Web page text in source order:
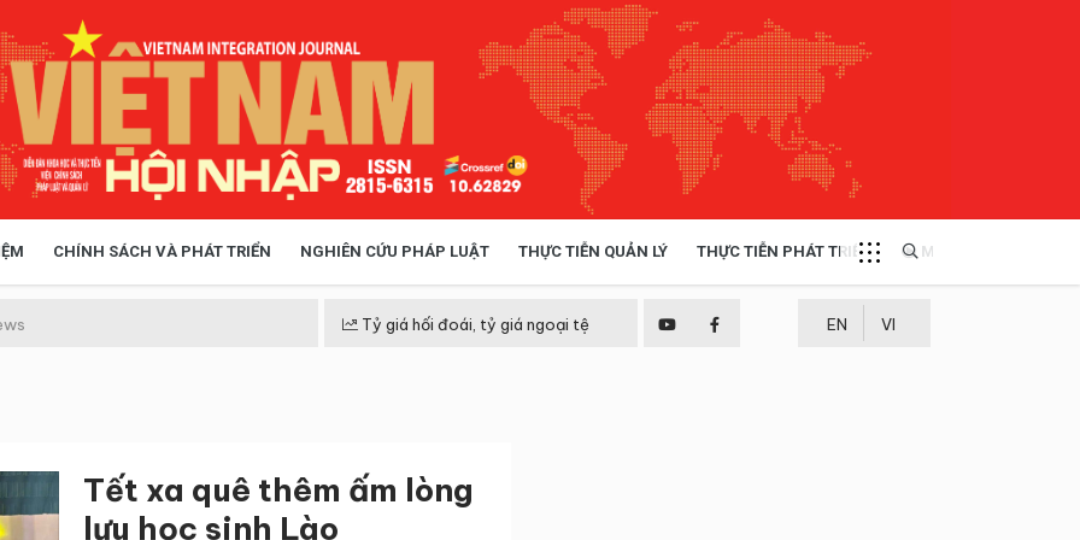
CHÍNH SÁCH VÀ PHÁT TRIỂN NGHIÊN CỨU PHÁP LUẬT THỰC TIỄN QUẢN LÝ THỰC TIỄN PHÁT TRIỂN MULTIMEDIA
Tỷ giá hối đoái, tỷ giá ngoại tệ EN VI
Tết xa quê thêm ấm lòng
lưu học sinh Lào